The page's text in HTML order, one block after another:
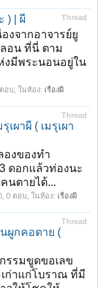
Thread
) | ผี
งจากอาจารย์ยู
อน ที่นี่ ตาม
งมีพระนอนอยู่ใน
ตอบ, ในห้อง: เรื่องผี
Thread
ผาผี ( เมรุเผา
องของทำ
ดอกแล้วท่องนะ
นตายได้...
, 0 ตอบ, ในห้อง: เรื่องผี
Thread
ผูกคอตาย (
รรมขูดขอเลข
ก่าแก่โบราณ ที่มี